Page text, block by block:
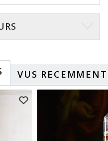
VUS RECEMMENT